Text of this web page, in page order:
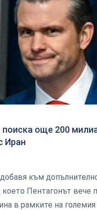
поиска още 200
Иран
към
Пентагонът вече
в рамките на